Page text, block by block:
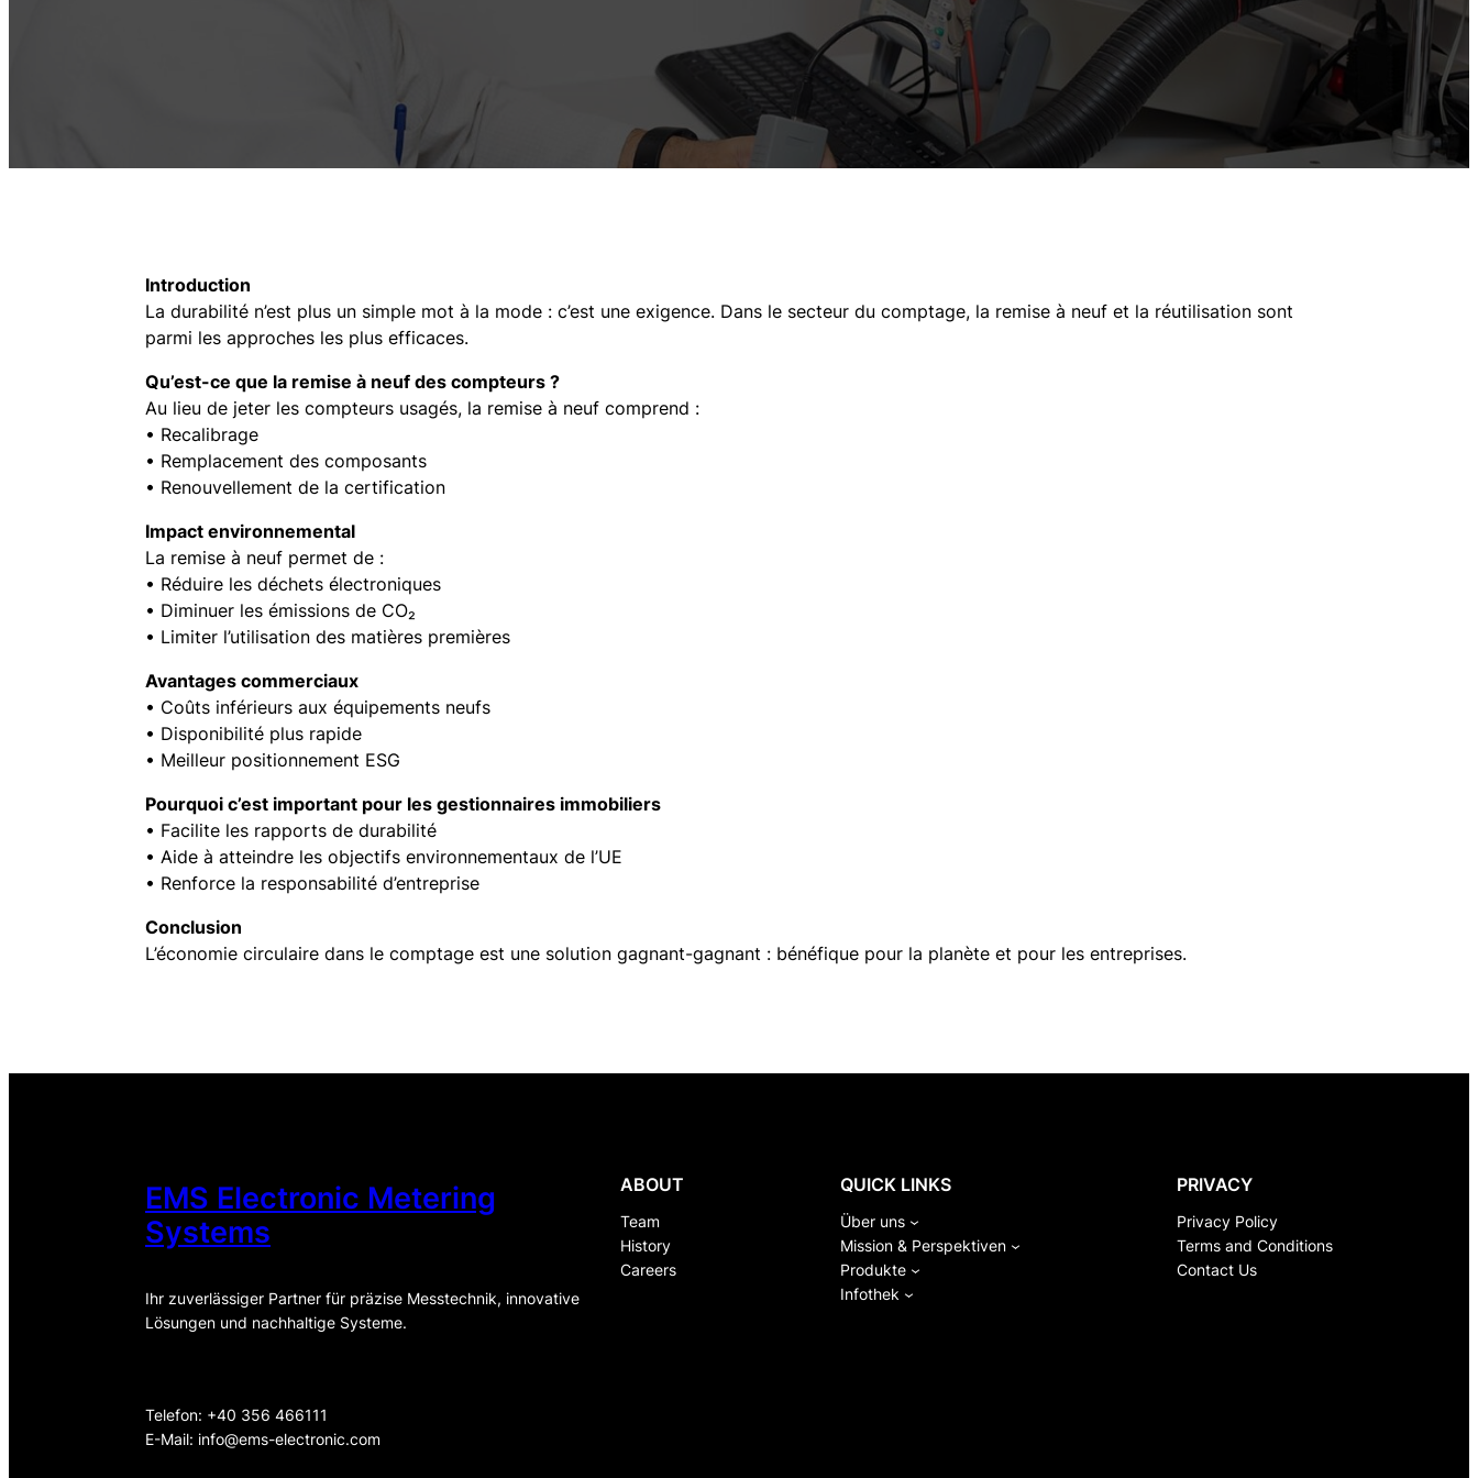
Introduction
La durabilité n’est plus un simple mot à la mode : c’est une exigence. Dans le secteur du comptage, la remise à neuf et la réutilisation sont
parmi les approches les plus efficaces.
Qu’est-ce que la remise à neuf des compteurs ?
Au lieu de jeter les compteurs usagés, la remise à neuf comprend :
• Recalibrage
• Remplacement des composants
• Renouvellement de la certification
Impact environnemental
La remise à neuf permet de :
• Réduire les déchets électroniques
• Diminuer les émissions de CO₂
• Limiter l’utilisation des matières premières
Avantages commerciaux
• Coûts inférieurs aux équipements neufs
• Disponibilité plus rapide
• Meilleur positionnement ESG
Pourquoi c’est important pour les gestionnaires immobiliers
• Facilite les rapports de durabilité
• Aide à atteindre les objectifs environnementaux de l’UE
• Renforce la responsabilité d’entreprise
Conclusion
L’économie circulaire dans le comptage est une solution gagnant-gagnant : bénéfique pour la planète et pour les entreprises.
EMS Electronic Metering
Systems
Ihr zuverlässiger Partner für präzise Messtechnik, innovative
Lösungen und nachhaltige Systeme.
Telefon: +40 356 466111
E-Mail: info@ems-electronic.com
ABOUT
Team
History
Careers
QUICK LINKS
Über uns
Mission & Perspektiven
Produkte
Infothek
PRIVACY
Privacy Policy
Terms and Conditions
Contact Us